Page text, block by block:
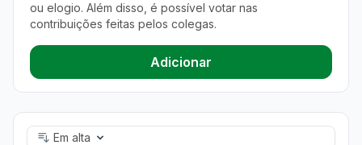
ou elogio. Além disso, é possível votar nas
contribuições feitas pelos colegas.
Adicionar
Em alta